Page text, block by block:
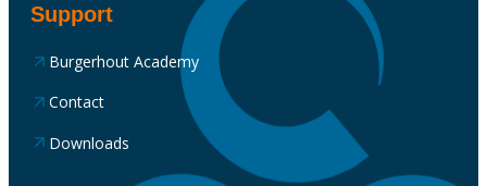
Support
Burgerhout Academy
Contact
Downloads